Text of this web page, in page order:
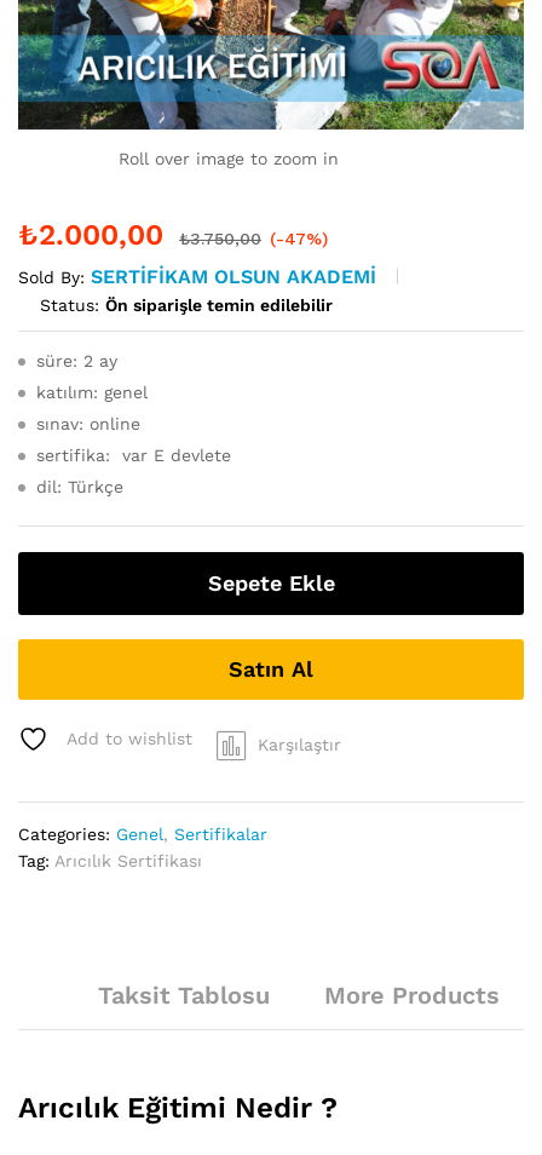
Roll over image to zoom in
₺2.000,00 ₺3.750,00 (-47%)
Sold By: SERTIFIKAM OLSUN AKADEMI
Status: Ön siparişle temin edilebilir
süre: 2 ay
katılım: genel
sınav: online
sertifika: var E devlete
dil: Türkçe
Sepete Ekle
Satın Al
Add to wishlist Karşılaştır
Categories: Genel, Sertifikalar
Tag: Arıcılık Sertifikası
Taksit Tablosu More Products
Arıcılık Eğitimi Nedir ?